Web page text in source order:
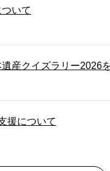
いて
産クイズラリー2026
援について